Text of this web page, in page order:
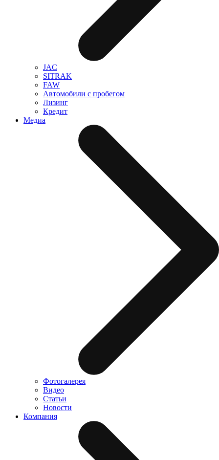
JAC
SITRAK
FAW
Автомобили с пробегом
Лизинг
Кредит
Медиа
Фотогалерея
Видео
Статьи
Новости
Компания